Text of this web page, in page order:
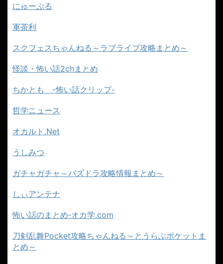
にゅーぷる
軍茶利
スクフェスちゃんねる～ラブライブ攻略まとめ～
怪談・怖い話2chまとめ
ちかとも -怖い話クリップ-
哲学ニュース
オカルト.Net
うしみつ
ガチャガチャ～パズドラ攻略情報まとめ～
しぃアンテナ
怖い話のまとめ‐オカ学.com
刀剣乱舞Pocket攻略ちゃんねる～とうらぶポケットま
とめ～